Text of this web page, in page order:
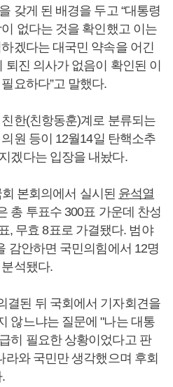
갖게 된 배경을 두고 “대통령
없다는 것을 확인했고 이는
겠다는 대국민 약속을 어긴
퇴진 의사가 없음이 확인된 이
요하다”고 말했다.
한(친항동훈)계로 분류되는
원 등이 12월14일 탄핵소추
겠다는 입장을 내놨다.
본회의에서 실시된 윤석열
총 투표수 300표 가운데 찬성
, 무효 8표로 가결됐다. 범야
감안하면 국민의힘에서 12명
석됐다.
결된 뒤 국회에서 기자회견을
않느냐는 질문에 "나는 대통
히 필요한 상황이었다고 판
라와 국민만 생각했으며 후회